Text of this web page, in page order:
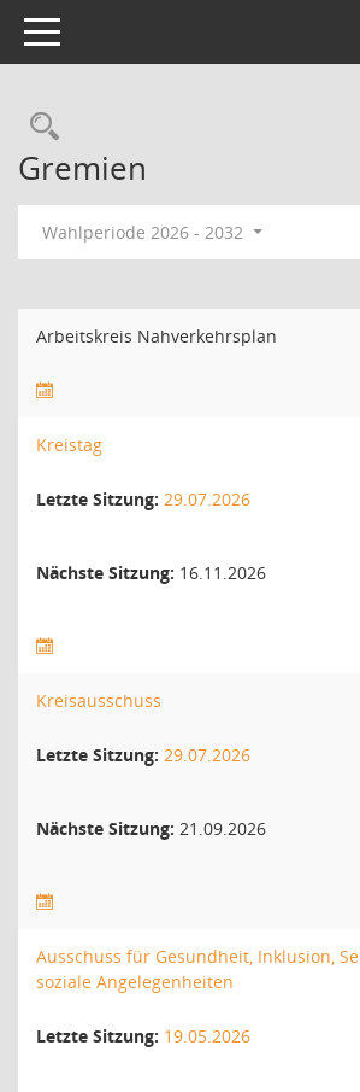
Toggle navigation
Rechercheauswahl
Gremien
Wahlperiode 2026 - 2032
Arbeitskreis Nahverkehrsplan
Kreistag
Letzte Sitzung: 29.07.2026
Nächste Sitzung: 16.11.2026
Kreisausschuss
Letzte Sitzung: 29.07.2026
Nächste Sitzung: 21.09.2026
Ausschuss für Gesundheit, Inklusion,
soziale Angelegenheiten
Letzte Sitzung: 19.05.2026